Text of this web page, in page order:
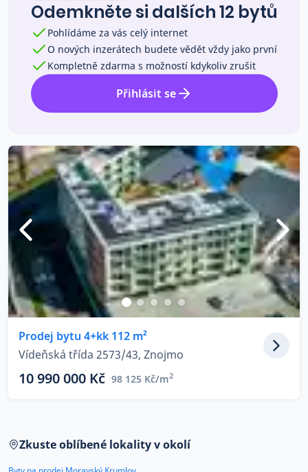
Odemkněte si dalších 12 bytů
Pohlídáme za vás celý internet
O nových inzerátech budete vědět vždy jako první
Kompletně zdarma s možností kdykoliv zrušit
Přihlásit se
Prodej bytu 4+kk 112 m²
Vídeňská třída 2573/43, Znojmo
10 990 000 Kč 98 125 Kč/m2
Zkuste oblíbené lokality v okolí